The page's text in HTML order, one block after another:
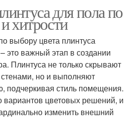
для пола по
хитрости
выбору цвета плинтуса
это важный этап в создании
Плинтуса не только скрывают
но и выполняют
подчеркивая стиль помещения.
цветовых решений, и
изменить внешний